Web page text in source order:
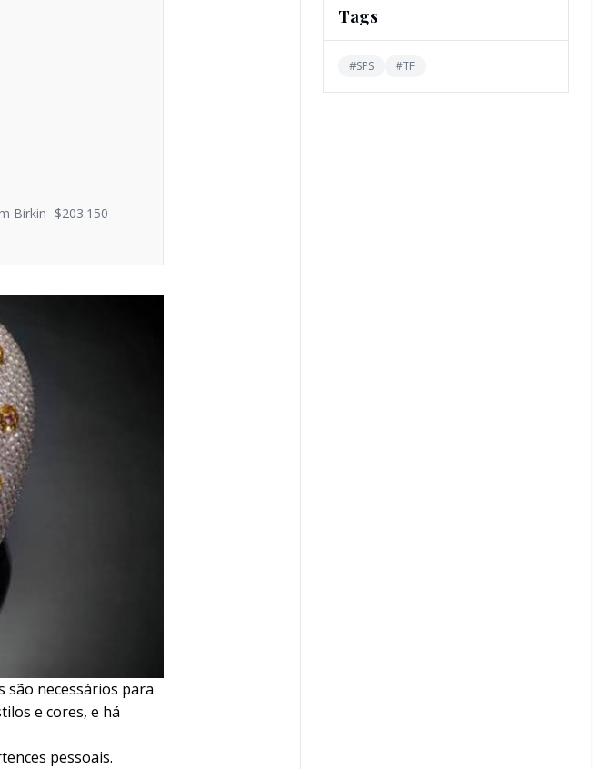
Birkin -$203.150
são necessários para
e cores, e há
pessoais.
Tags
#SPS #TF